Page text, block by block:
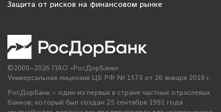
Защита от рисков на финансовом рынке
©2000–2026 ПАО «РосДорБанк»
Универсальная лицензия ЦБ РФ № 1573 от 26 января 2018 г.
РосДорБанк – один из первых в стране частных отраслевых
банков, который был создан 25 сентября 1991 года